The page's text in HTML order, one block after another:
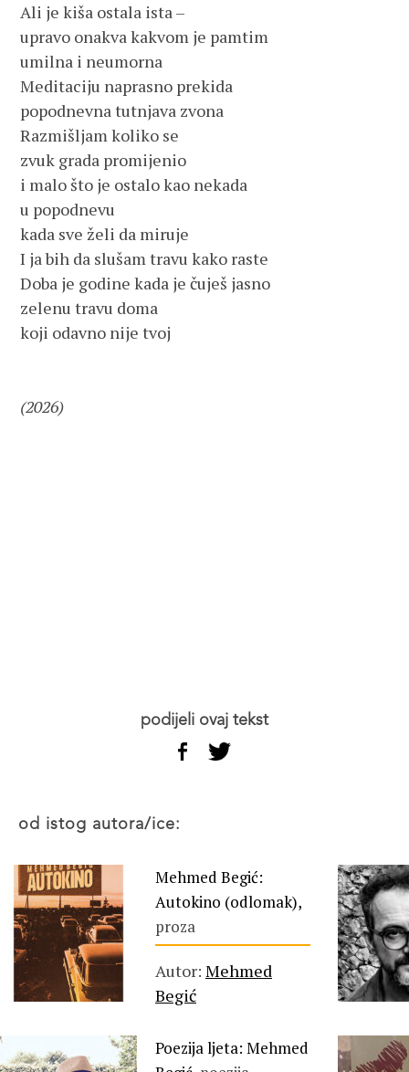
Ali je kiša ostala ista –
upravo onakva kakvom je pamtim
umilna i neumorna
Meditaciju naprasno prekida
popodnevna tutnjava zvona
Razmišljam koliko se
zvuk grada promijenio
i malo što je ostalo kao nekada
u popodnevu
kada sve želi da miruje
I ja bih da slušam travu kako raste
Doba je godine kada je čuješ jasno
zelenu travu doma
koji odavno nije tvoj
(2026)
podijeli ovaj tekst
od istog autora/ice:
Mehmed Begić:
Autokino (odlomak),
proza
Autor: Mehmed
Begić
Poezija ljeta: Mehmed